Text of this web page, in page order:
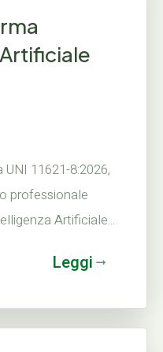
11621-8:2026,
professionale
Artificiale...
Leggi